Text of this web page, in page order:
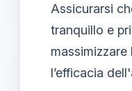
Assicurarsi
tranquillo e
l’efficacia